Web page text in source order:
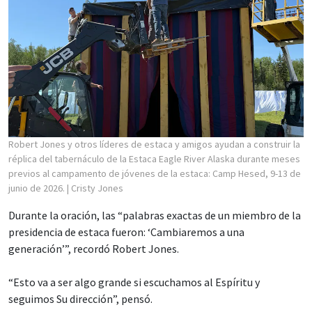
Robert Jones y otros líderes de estaca y amigos ayudan a construir la
réplica del tabernáculo de la Estaca Eagle River Alaska durante meses
previos al campamento de jóvenes de la estaca: Camp Hesed, 9-13 de
junio de 2026. | Cristy Jones
Durante la oración, las “palabras exactas de un miembro de la
presidencia de estaca fueron: ‘Cambiaremos a una
generación’”, recordó Robert Jones.
“Esto va a ser algo grande si escuchamos al Espíritu y
seguimos Su dirección”, pensó.